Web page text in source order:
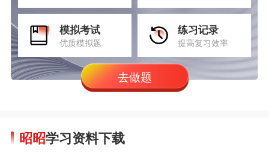
模拟考试
优质模拟题
练习记录
提高复习效率
去做题
昭昭学习资料下载